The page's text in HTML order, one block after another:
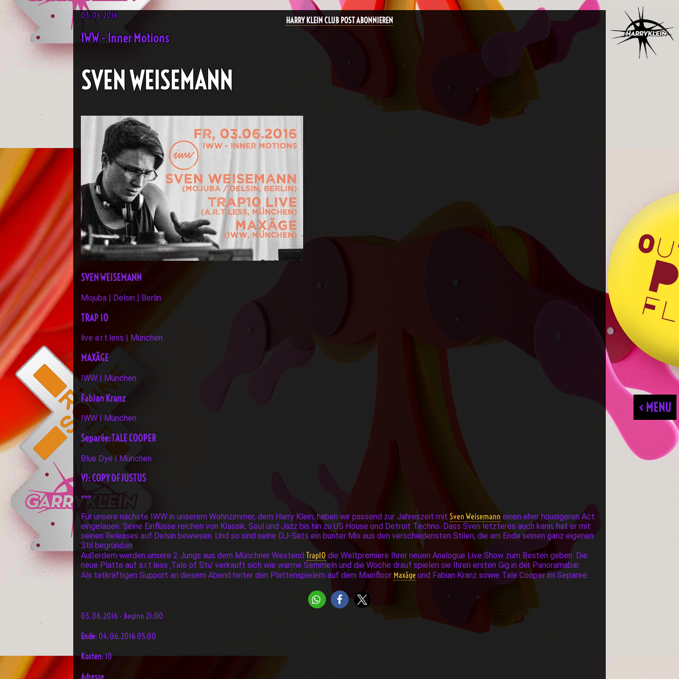
HARRY KLEIN CLUB POST ABONNIEREN
< MENU
03.06.2016
IWW - Inner Motions
SVEN WEISEMANN
SVEN WEISEMANN
Mojuba | Delsin | Berlin
TRAP 10
live a.r.t.less | München
MAXÂGE
IWW | München
Fabian Kranz
IWW | München
Separée:TALE COOPER
Blue Dye | München
VJ: COPY OF JUSTUS
***
Für unsere nächste IWW in unserem Wohnzimmer, dem Harry Klein, haben wir passend zur Jahreszeit mit Sven Weisemann einen eher housigeren Act
eingeladen. Seine Einflüsse reichen von Klassik, Soul und Jazz bis hin zu US House und Detroit Techno. Dass Sven letzteres auch kann, hat er mit
seinen Releases auf Delsin bewiesen. Und so sind seine DJ-Sets ein bunter Mix aus den verschiedensten Stilen, die am Ende seinen ganz eigenen
Stil begründen.
Außerdem werden unsere 2 Jungs aus dem Münchner Westend Trap10 die Weltpremiere Ihrer neuen Analogue Live Show zum Besten geben. Die
neue Platte auf a.r.t.less ‚Tale of Stu‘ verkauft sich wie warme Semmeln und die Woche drauf spielen sie Ihren ersten Gig in der Panoramabar.
Als tatkräftigen Support an diesem Abend hinter den Plattenspielern auf dem Mainfloor Maxâge und Fabian Kranz sowie Tale Cooper im Separee.
03.06.2016 - Beginn 21:00
Ende: 04.06.2016 05:00
Kosten: 10
Adresse